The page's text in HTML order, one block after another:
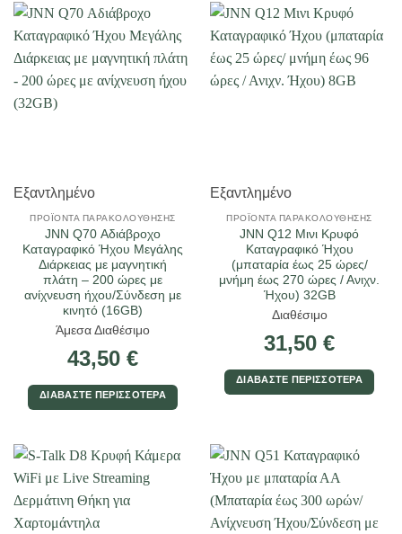
Εξαντλημένο
ΠΡΟΪΌΝΤΑ ΠΑΡΑΚΟΛΟΎΘΗΣΗΣ
JNN Q70 Αδιάβροχο
Καταγραφικό Ήχου Μεγάλης
Διάρκειας με μαγνητική
πλάτη – 200 ώρες με
ανίχνευση ήχου/Σύνδεση με
κινητό (16GB)
Άμεσα Διαθέσιμο
43,50 €
ΔΙΑΒΆΣΤΕ ΠΕΡΙΣΣΌΤΕΡΑ
Εξαντλημένο
ΠΡΟΪΌΝΤΑ ΠΑΡΑΚΟΛΟΎΘΗΣΗΣ
JNN Q12 Μινι Κρυφό
Καταγραφικό Ήχου
(μπαταρία έως 25 ώρες/
μνήμη έως 270 ώρες / Ανιχν.
Ήχου) 32GB
Διαθέσιμο
31,50 €
ΔΙΑΒΆΣΤΕ ΠΕΡΙΣΣΌΤΕΡΑ